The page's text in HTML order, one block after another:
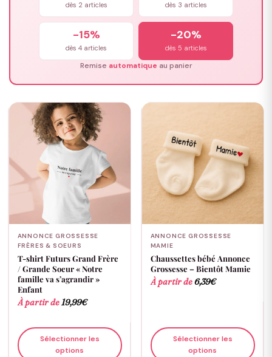
dès 2 articles dès 3 articles
-15%
dès 4 articles
-20%
dès 5 articles
Remise automatique au panier
ANNONCE GROSSESSE
FRÈRES & SOEURS
T-shirt Futurs Grand Frère
/ Grande Soeur « Notre
famille va s’agrandir »
Enfant
À partir de19,99€
Sélectionner les
options
ANNONCE GROSSESSE
MAMIE
Chaussettes bébé Annonce
Grossesse – Bientôt Mamie
À partir de6,39€
Sélectionner les
options